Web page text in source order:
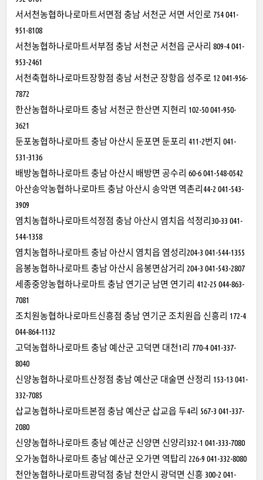
서서천농협하나로마트서면점 충남 서천군 서면 서인로 754 041-
951-8108
서천농협하나로마트서부점 충남 서천군 서천읍 군사리 809-4 041-
953-2461
서천축협하나로마트장항점 충남 서천군 장항읍 성주로 12 041-956-
7872
한산농협하나로마트 충남 서천군 한산면 지현리 102-50 041-950-
3621
둔포농협하나로마트 충남 아산시 둔포면 둔포리 411-2번지 041-
531-3136
배방농협하나로마트 충남 아산시 배방면 공수리 60-6 041-548-0542
아산송악농협하나로마트 충남 아산시 송악면 역촌리44-2 041-543-
3909
염치농협하나로마트석정점 충남 아산시 염치읍 석정리30-33 041-
544-1358
염치농협하나로마트 충남 아산시 염치읍 염성리204-3 041-544-1355
음봉농협하나로마트 충남 아산시 음봉면삼거리 204-3 041-543-2807
세종중앙농협하나로마트 충남 연기군 남면 연기리 412-25 044-863-
7081
조치원농협하나로마트신흥점 충남 연기군 조치원읍 신흥리 172-4
044-864-1132
고덕농협하나로마트 충남 예산군 고덕면 대천1리 770-4 041-337-
8040
신양농협하나로마트산정점 충남 예산군 대술면 산정리 153-13 041-
332-7085
삽교농협하나로마트본점 충남 예산군 삽교읍 두4리 567-3 041-337-
2080
신양농협하나로마트 충남 예산군 신양면 신양리332-1 041-333-7080
오가농협하나로마트 충남 예산군 오가면 역탑리 226-9 041-332-8080
천안농협하나로마트광덕점 충남 천안시 광덕면 신흥 300-2 041-